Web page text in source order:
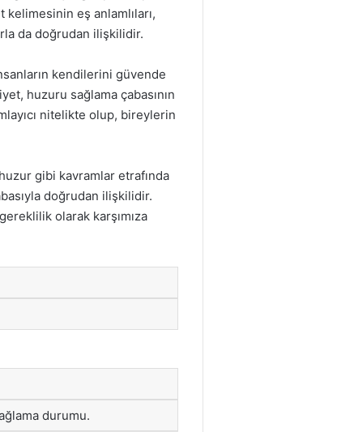
eş anlamlıları,
da doğrudan ilişkilidir.
kendilerini güvende
huzuru sağlama çabasının
nitelikte olup, bireylerin
gibi kavramlar etrafında
doğrudan ilişkilidir.
olarak karşımıza
durumu.